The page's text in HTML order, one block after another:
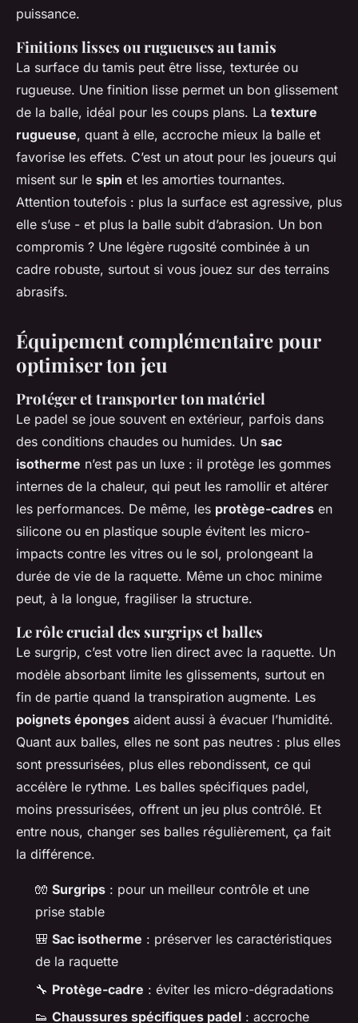
puissance.
Finitions lisses ou rugueuses au tamis
La surface du tamis peut être lisse, texturée ou
rugueuse. Une finition lisse permet un bon glissement
de la balle, idéal pour les coups plans. La texture
rugueuse, quant à elle, accroche mieux la balle et
favorise les effets. C’est un atout pour les joueurs qui
misent sur le spin et les amorties tournantes.
Attention toutefois : plus la surface est agressive, plus
elle s’use - et plus la balle subit d’abrasion. Un bon
compromis ? Une légère rugosité combinée à un
cadre robuste, surtout si vous jouez sur des terrains
abrasifs.
Équipement complémentaire pour
optimiser ton jeu
Protéger et transporter ton matériel
Le padel se joue souvent en extérieur, parfois dans
des conditions chaudes ou humides. Un sac
isotherme n’est pas un luxe : il protège les gommes
internes de la chaleur, qui peut les ramollir et altérer
les performances. De même, les protège-cadres en
silicone ou en plastique souple évitent les micro-
impacts contre les vitres ou le sol, prolongeant la
durée de vie de la raquette. Même un choc minime
peut, à la longue, fragiliser la structure.
Le rôle crucial des surgrips et balles
Le surgrip, c’est votre lien direct avec la raquette. Un
modèle absorbant limite les glissements, surtout en
fin de partie quand la transpiration augmente. Les
poignets éponges aident aussi à évacuer l’humidité.
Quant aux balles, elles ne sont pas neutres : plus elles
sont pressurisées, plus elles rebondissent, ce qui
accélère le rythme. Les balles spécifiques padel,
moins pressurisées, offrent un jeu plus contrôlé. Et
entre nous, changer ses balles régulièrement, ça fait
la différence.
🧤 Surgrips : pour un meilleur contrôle et une
prise stable
🎒 Sac isotherme : préserver les caractéristiques
de la raquette
🔧 Protège-cadre : éviter les micro-dégradations
👟 Chaussures spécifiques padel : accroche